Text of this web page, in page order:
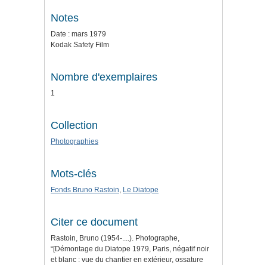
Notes
Date : mars 1979
Kodak Safety Film
Nombre d'exemplaires
1
Collection
Photographies
Mots-clés
Fonds Bruno Rastoin, Le Diatope
Citer ce document
Rastoin, Bruno (1954-....). Photographe,
“[Démontage du Diatope 1979, Paris, négatif noir
et blanc : vue du chantier en extérieur, ossature